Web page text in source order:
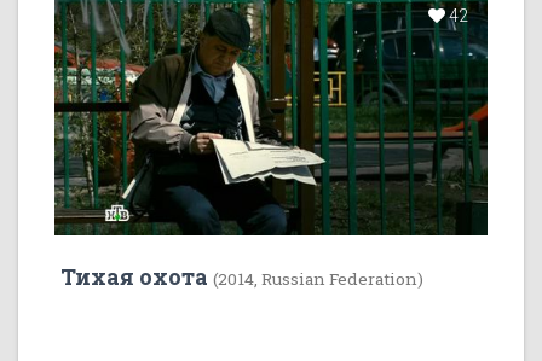
42
Тихая охота (2014, Russian Federation)